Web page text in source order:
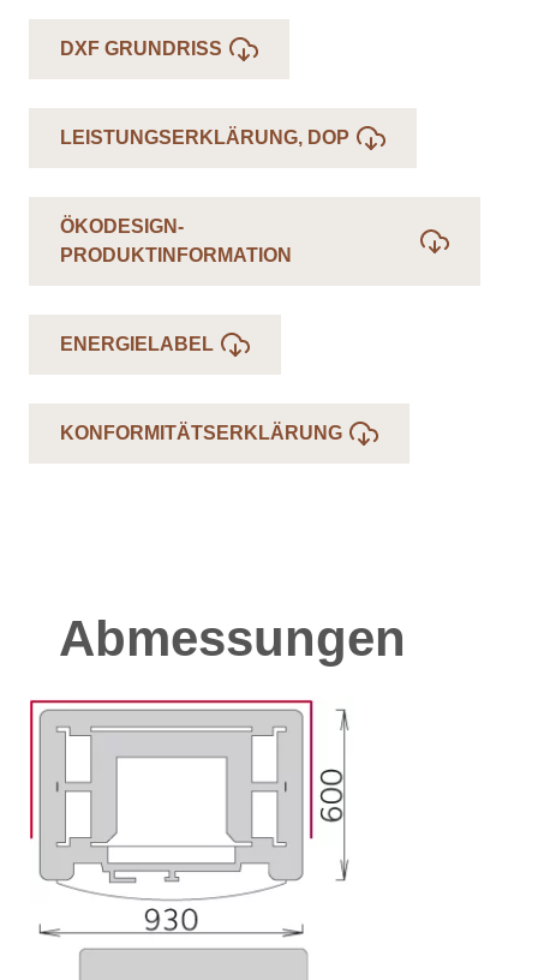
DXF GRUNDRISS
LEISTUNGSERKLÄRUNG, DOP
ÖKODESIGN-
PRODUKTINFORMATION
ENERGIELABEL
KONFORMITÄTSERKLÄRUNG
Abmessungen